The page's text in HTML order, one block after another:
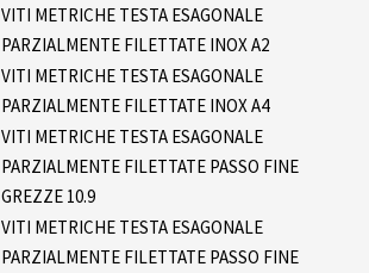
VITI METRICHE TESTA ESAGONALE
PARZIALMENTE FILETTATE INOX A2
VITI METRICHE TESTA ESAGONALE
PARZIALMENTE FILETTATE INOX A4
VITI METRICHE TESTA ESAGONALE
PARZIALMENTE FILETTATE PASSO FINE
GREZZE 10.9
VITI METRICHE TESTA ESAGONALE
PARZIALMENTE FILETTATE PASSO FINE